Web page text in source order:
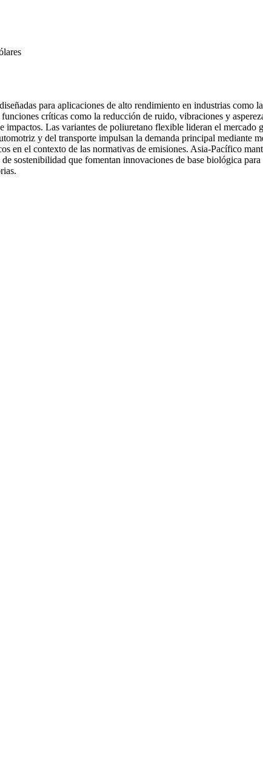
para aplicaciones de alto rendimiento en industrias como la
críticas como la reducción de ruido, vibraciones y
Las variantes de poliuretano flexible lideran el mercado
y del transporte impulsan la demanda principal mediante
en el contexto de las normativas de emisiones. Asia-Pacífico
sostenibilidad que fomentan innovaciones de base biológica para